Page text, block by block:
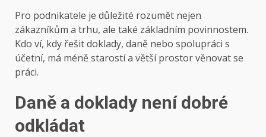
Pro podnikatele je důležité rozumět nejen
zákazníkům a trhu, ale také základním povinnostem.
Kdo ví, kdy řešit doklady, daně nebo spolupráci s
účetní, má méně starostí a větší prostor věnovat se
práci.
Daně a doklady není dobré
odkládat